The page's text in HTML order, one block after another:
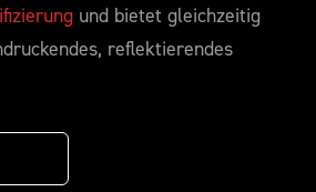
und bietet gleichzeitig
reflektierendes